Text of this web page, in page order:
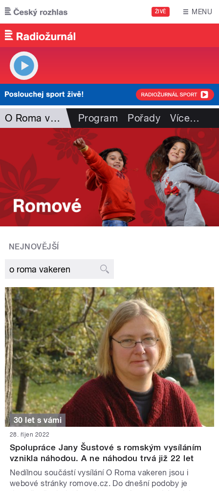
Přejít k hlavnímu obsahu
ŽIVĚ MENU
O Roma vakeren Program Pořady Více…
NEJNOVĚJŠÍ
30 let s vámi
28. říjen 2022
Spolupráce Jany Šustové s romským vysíláním
vznikla náhodou. A ne náhodou trvá již 22 let
Nedílnou součástí vysílání O Roma vakeren jsou i
webové stránky romove.cz. Do dnešní podoby je